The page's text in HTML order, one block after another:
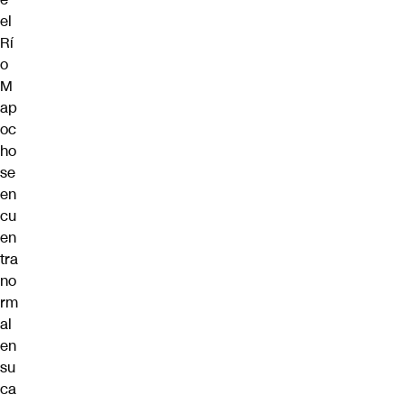
el
Rí
o
M
ap
oc
ho
se
en
cu
en
tra
no
rm
al
en
su
ca